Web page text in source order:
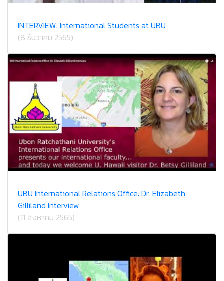
INTERVIEW: International Students at UBU
(8 ธันวาคม 2565)
UBU International Relations Office: Dr. Elizabeth
Gilliland Interview
(11 สิงหาคม 2565)